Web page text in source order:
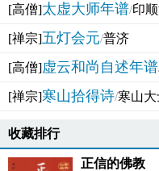
[高僧]太虚大师年谱/印
[禅宗]五灯会元/普济
[高僧]虚云和尚自述年谱
[禅宗]寒山拾得诗/寒山大
收藏排行
正信的佛教